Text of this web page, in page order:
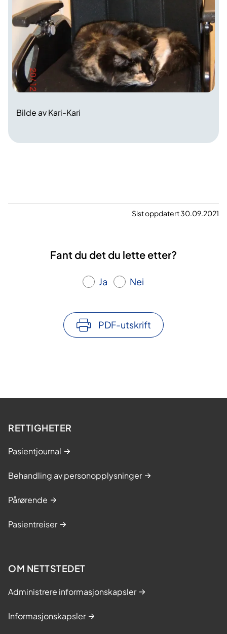
Bilde av Kari-Kari
Sist oppdatert 30.09.2021
Fant du det du lette etter?
Ja Nei
PDF-utskrift
RETTIGHETER
Pasientjournal
Behandling av personopplysninger
Pårørende
Pasientreiser
OM NETTSTEDET
Administrere informasjonskapsler
Informasjonskapsler